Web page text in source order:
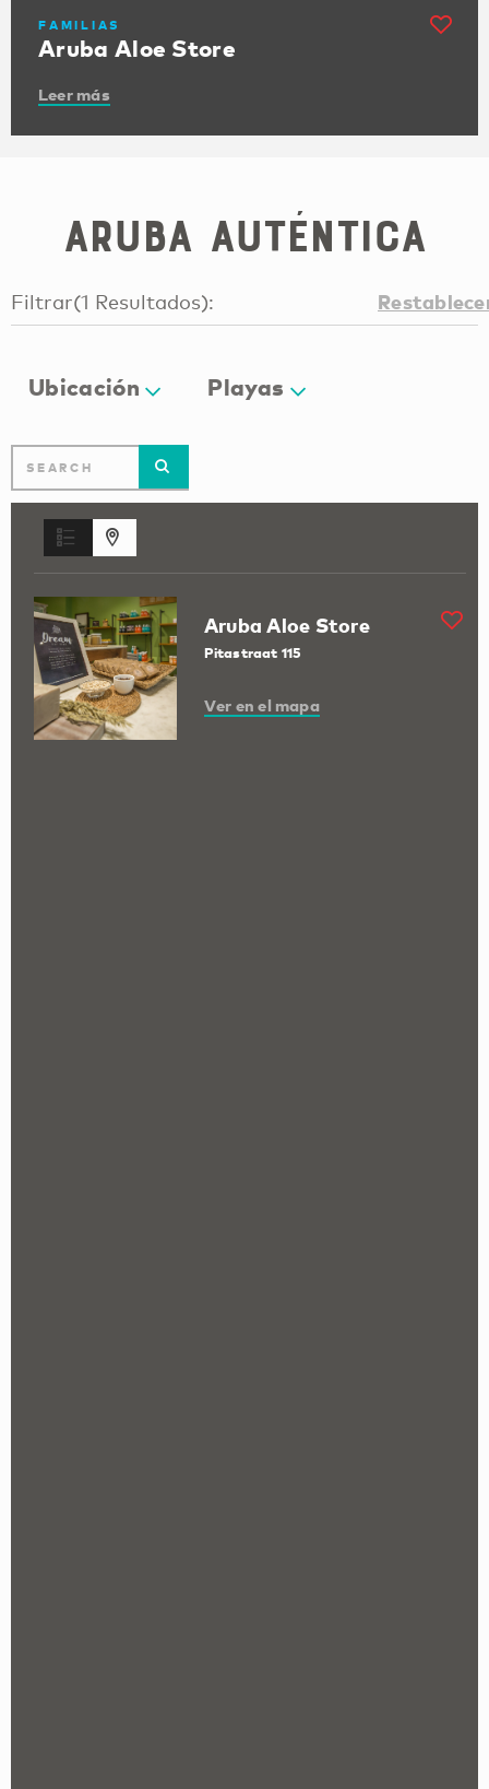
FAMILIAS
Aruba Aloe Store
Leer más
Aruba auténtica
Filtrar(1 Resultados):
Ubicación Playas
Aruba Aloe Store
Pitastraat 115
Ver en el mapa